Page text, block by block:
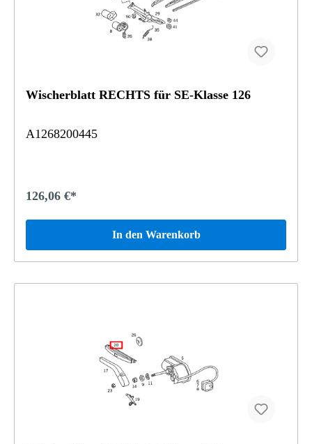
Wischerblatt RECHTS für SE-Klasse 126
A1268200445
126,06 €*
In den Warenkorb